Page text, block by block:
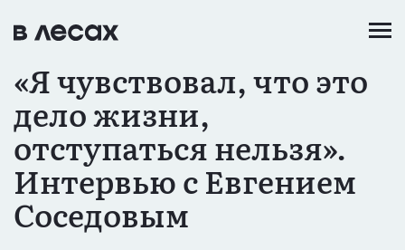
содержанию
«Я чувствовал, что это
дело жизни,
отступаться нельзя».
Интервью с Евгением
Соседовым